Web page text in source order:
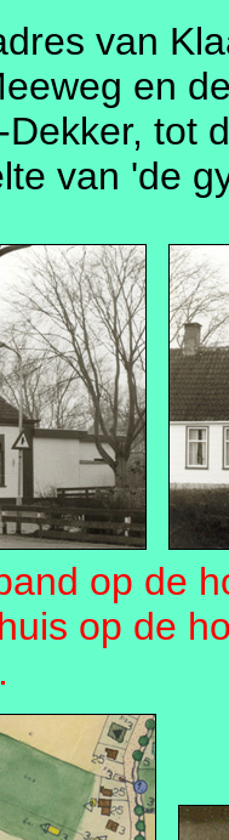
van
en
tot
van 'de
op de
op de